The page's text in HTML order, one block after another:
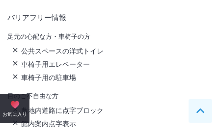
バリアフリー情報
足元の心配な方・車椅子の方
公共スペースの洋式トイレ
車椅子用エレベーター
車椅子用の駐車場
目のご不自由な方
敷地内道路に点字ブロック
館内案内点字表示
お気に入り ペー